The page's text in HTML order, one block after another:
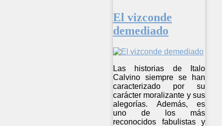
El vizconde
demediado
Las historias de Italo
Calvino siempre se han
caracterizado por su
carácter moralizante y sus
alegorías. Además, es
uno de los más
reconocidos fabulistas y